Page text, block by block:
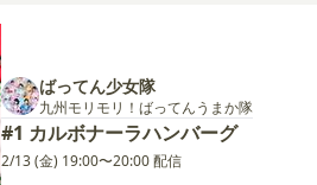
ばってん少女隊
九州モリモリ！ばってんうまか隊
#1 カルボナーラハンバーグ
2/13 (金) 19:00〜20:00 配信